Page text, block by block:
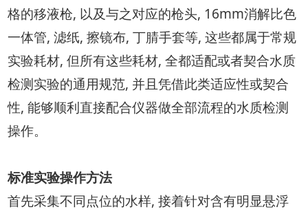
格的移液枪, 以及与之对应的枪头, 16mm消解比色
一体管, 滤纸, 擦镜布, 丁腈手套等, 这些都属于常规
实验耗材, 但所有这些耗材, 全都适配或者契合水质
检测实验的通用规范, 并且凭借此类适应性或契合
性, 能够顺利直接配合仪器做全部流程的水质检测
操作。
标准实验操作方法
首先采集不同点位的水样, 接着针对含有明显悬浮